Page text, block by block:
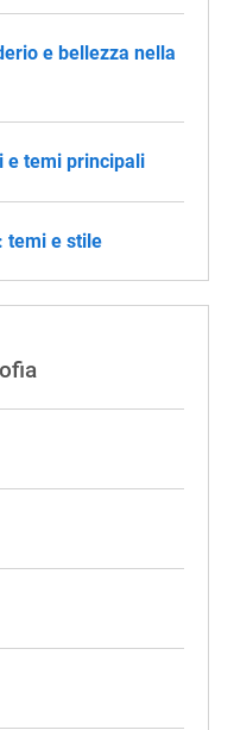
e bellezza nella
e temi principali
temi e stile